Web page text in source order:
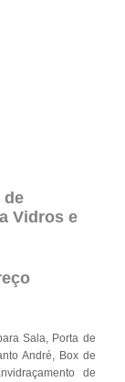
de
Vidros e
Sala, Porta de
André, Box de
de